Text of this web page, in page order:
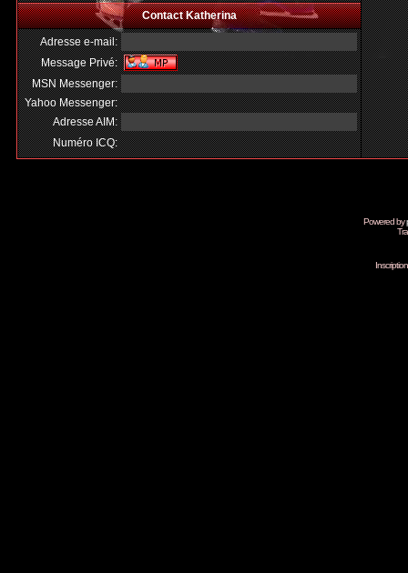
Contact Katherina
Adresse e-mail:
Message Privé:
MSN Messenger:
Yahoo Messenger:
Adresse AIM:
Numéro ICQ:
Powered by